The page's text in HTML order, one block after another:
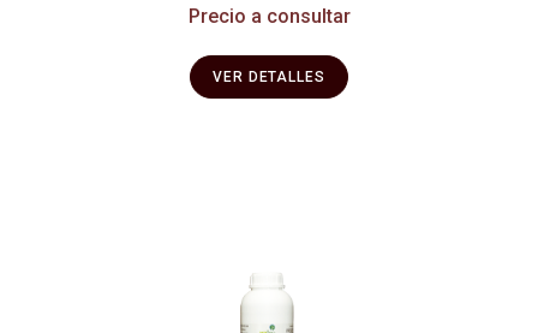
Precio a consultar
VER DETALLES